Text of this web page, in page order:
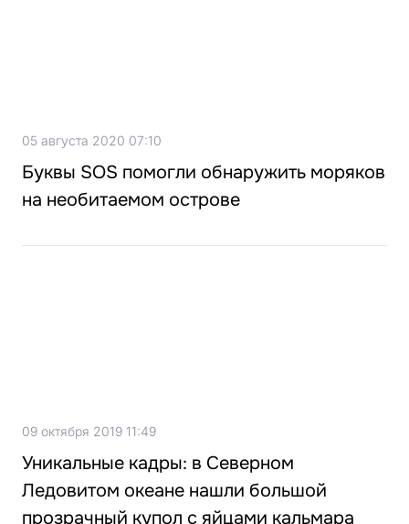
05 августа 2020 07:10
Буквы SOS помогли обнаружить моряков
на необитаемом острове
09 октября 2019 11:49
Уникальные кадры: в Северном
Ледовитом океане нашли большой
прозрачный купол с яйцами кальмара